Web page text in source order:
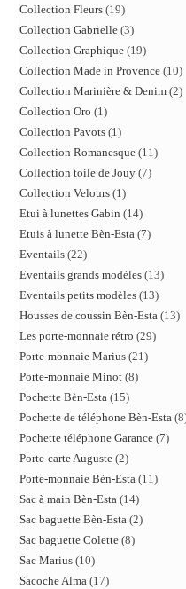
Collection Fleurs 19
Collection Gabrielle 3
Collection Graphique 19
Collection Made in Provence 10
Collection Marinière & Denim 2
Collection Oro 1
Collection Pavots 1
Collection Romanesque 11
Collection toile de Jouy 7
Collection Velours 1
Etui à lunettes Gabin 14
Etuis à lunette Bèn-Esta 7
Eventails 22
Eventails grands modèles 13
Eventails petits modèles 13
Housses de coussin Bèn-Esta 13
Les porte-monnaie rétro 29
Porte-monnaie Marius 21
Porte-monnaie Minot 8
Pochette Bèn-Esta 15
Pochette de téléphone Bèn-Esta 8
Pochette téléphone Garance 7
Porte-carte Auguste 2
Porte-monnaie Bèn-Esta 11
Sac à main Bèn-Esta 14
Sac baguette Bèn-Esta 2
Sac baguette Colette 8
Sac Marius 10
Sacoche Alma 17